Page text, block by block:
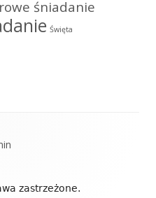
śniadanie
Święta
zastrzeżone.